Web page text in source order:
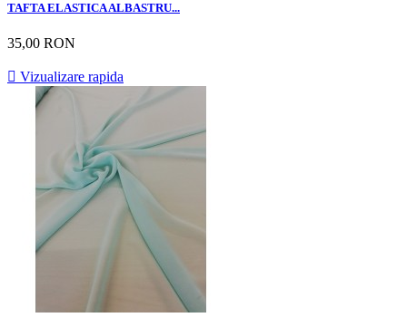
TAFTA ELASTICA ALBASTRU...
35,00 RON
 Vizualizare rapida